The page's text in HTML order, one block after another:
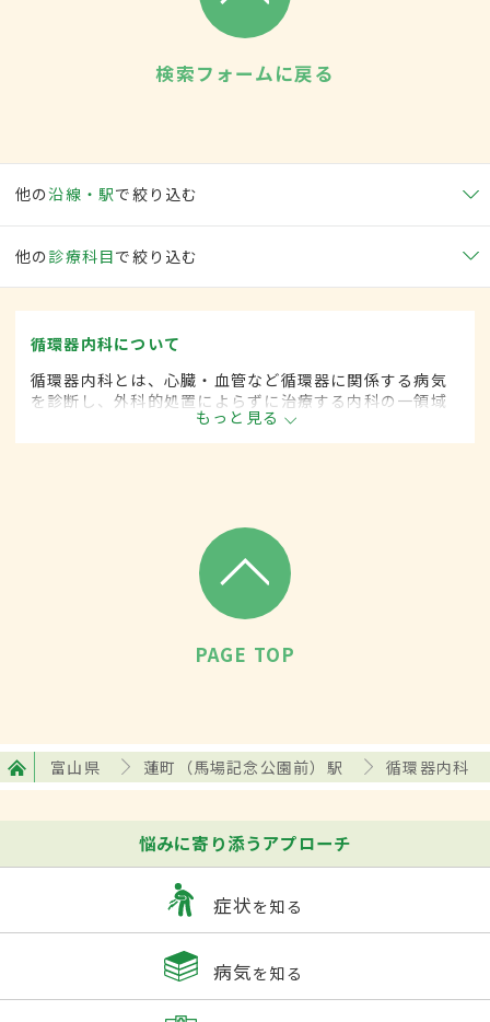
検索フォームに戻る
他の沿線・駅で絞り込む
他の 診療科目で絞り込む
循環器内科について
循環器内科とは、心臓・血管など循環器に関係する病気
を診断し、外科的処置によらずに治療する内科の一領域
です。平成20年4月の制度改正前は、循環器科と呼ばれ
ていました。
もっと見る
PAGE TOP
富山県 蓮町（馬場記念公園前）駅 循環器内科
悩みに寄り添うアプローチ
症状を知る
病気を知る